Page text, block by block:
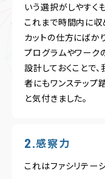
いう選択がしやすく
これまで時間内に
カットの仕方にばか
プログラムやワーク
設計しておくことで
者にもワンステップ
と気付きました。
感察力
これはファシリテー